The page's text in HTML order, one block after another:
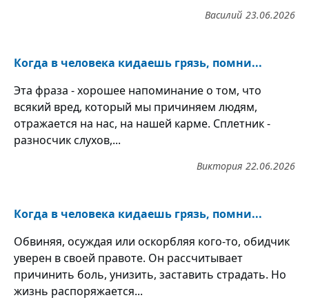
23.06.2026
Василий
Когда в человека кидаешь грязь, помни...
Эта фраза - хорошее напоминание о том, что
всякий вред, который мы причиняем людям,
отражается на нас, на нашей карме. Сплетник -
разносчик слухов,...
22.06.2026
Виктория
Когда в человека кидаешь грязь, помни...
Обвиняя, осуждая или оскорбляя кого-то, обидчик
уверен в своей правоте. Он рассчитывает
причинить боль, унизить, заставить страдать. Но
жизнь распоряжается...